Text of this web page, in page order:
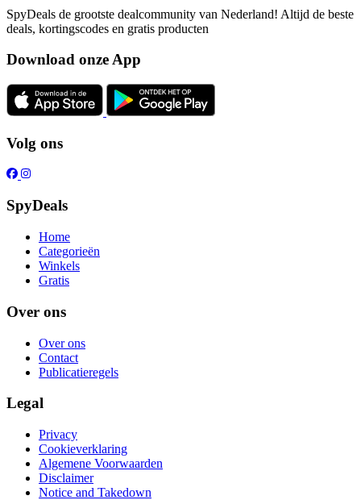
SpyDeals de grootste dealcommunity van Nederland! Altijd de beste
deals, kortingscodes en gratis producten
Download onze App
Volg ons
SpyDeals
Home
Categorieën
Winkels
Gratis
Over ons
Over ons
Contact
Publicatieregels
Legal
Privacy
Cookieverklaring
Algemene Voorwaarden
Disclaimer
Notice and Takedown